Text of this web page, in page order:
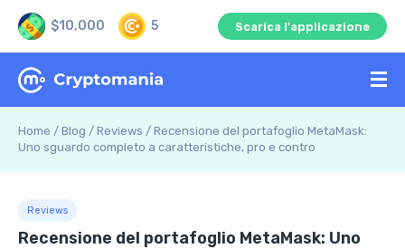
$10,000 5 Scarica l'applicazione
Home / Blog / Reviews / Recensione del portafoglio MetaMask:
Uno sguardo completo a caratteristiche, pro e contro
Reviews
Recensione del portafoglio MetaMask: Uno